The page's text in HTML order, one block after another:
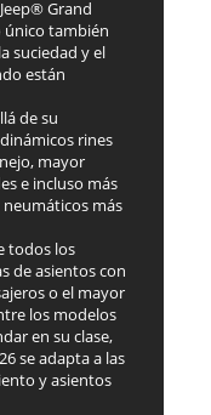
Grand
único también
suciedad y el
están
de su
rines
mayor
e incluso más
más
todos los
de asientos con
o el mayor
los modelos
en su clase,
se adapta a las
y asientos